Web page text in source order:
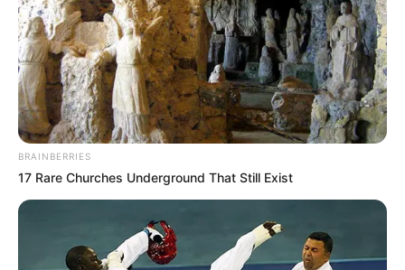
BRAINBERRIES
17 Rare Churches Underground That Still Exist